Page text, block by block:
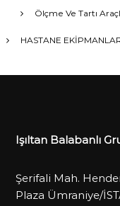
Ölçme Ve Tartı
HASTANE
Işıltan Balabanlı
Şerifali Mah.
Plaza Ümraniye/